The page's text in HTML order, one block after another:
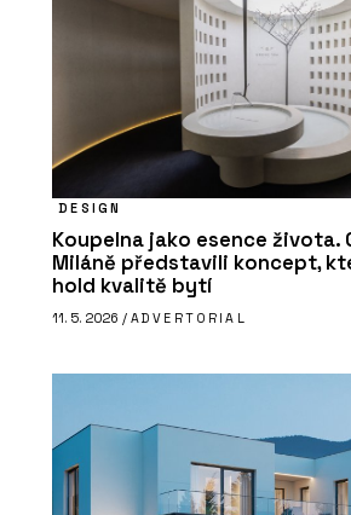
DESIGN
Koupelna jako esence života.
Miláně představili koncept,
hold kvalitě bytí
11. 5. 2026 / ADVERTORIAL